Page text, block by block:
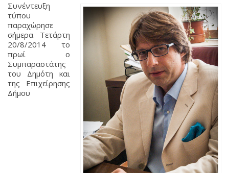
Συνέντευξη
τύπου
παραχώρησε
σήμερα Τετάρτη
20/8/2014 το
πρωί ο
Συμπαραστάτης
του Δημότη και
της Επιχείρησης
Δήμου